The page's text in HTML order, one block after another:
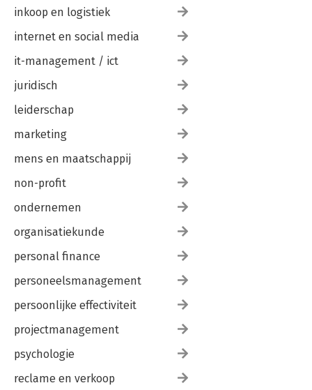
inkoop en logistiek
internet en social media
it-management / ict
juridisch
leiderschap
marketing
mens en maatschappij
non-profit
ondernemen
organisatiekunde
personal finance
personeelsmanagement
persoonlijke effectiviteit
projectmanagement
psychologie
reclame en verkoop